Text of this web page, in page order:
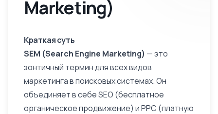
Marketing)
Краткая суть
SEM (Search Engine Marketing) — это
зонтичный термин для всех видов
маркетинга в поисковых системах. Он
объединяет в себе SEO (бесплатное
органическоепродвижение) и PPC (платную